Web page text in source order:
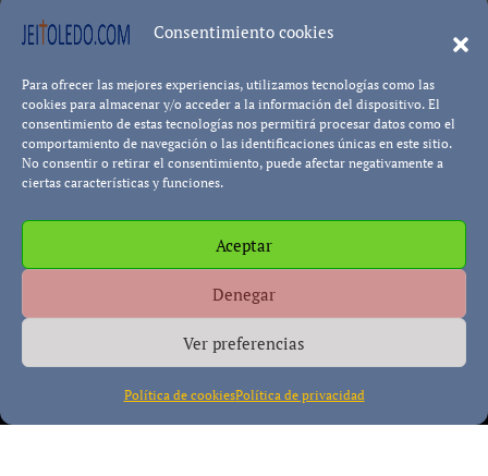
Consentimiento cookies
Para ofrecer las mejores experiencias, utilizamos tecnologías como las
cookies para almacenar y/o acceder a la información del dispositivo. El
consentimiento de estas tecnologías nos permitirá procesar datos como el
comportamiento de navegación o las identificaciones únicas en este sitio.
No consentir o retirar el consentimiento, puede afectar negativamente a
ciertas características y funciones.
Aceptar
Denegar
Ver preferencias
Política de cookiesPolítica de privacidad
Pablo Blanco Leer más...
Responsabilidad
Copyright © All rights reserved|Paper News